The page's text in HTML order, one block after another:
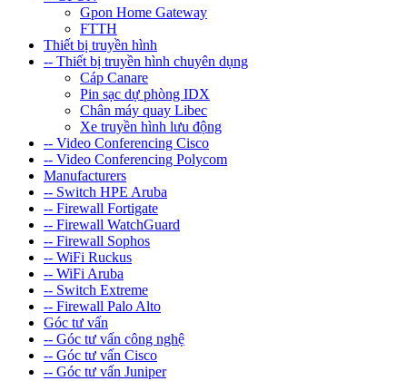
Gpon Home Gateway
FTTH
Thiết bị truyền hình
-- Thiết bị truyền hình chuyên dụng
Cáp Canare
Pin sạc dự phòng IDX
Chân máy quay Libec
Xe truyền hình lưu động
-- Video Conferencing Cisco
-- Video Conferencing Polycom
Manufacturers
-- Switch HPE Aruba
-- Firewall Fortigate
-- Firewall WatchGuard
-- Firewall Sophos
-- WiFi Ruckus
-- WiFi Aruba
-- Switch Extreme
-- Firewall Palo Alto
Góc tư vấn
-- Góc tư vấn công nghệ
-- Góc tư vấn Cisco
-- Góc tư vấn Juniper